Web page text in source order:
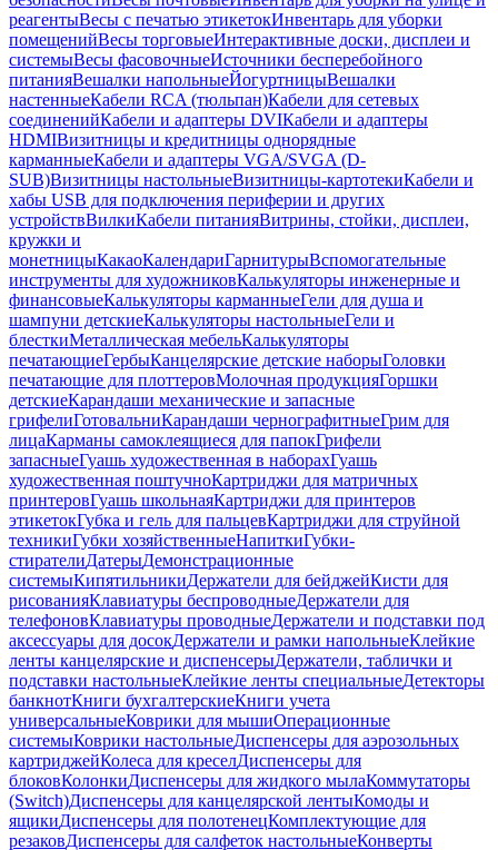
реагентыВесы с печатью этикетокИнвентарь для уборки
помещенийВесы торговыеИнтерактивные доски, дисплеи и
системыВесы фасовочныеИсточники бесперебойного
питанияВешалки напольныеЙогуртницыВешалки
настенныеКабели RCA (тюльпан)Кабели для сетевых
соединенийКабели и адаптеры DVIКабели и адаптеры
HDMIВизитницы и кредитницы однорядные
карманныеКабели и адаптеры VGA/SVGA (D-
SUB)Визитницы настольныеВизитницы-картотекиКабели и
хабы USB для подключения периферии и других
устройствВилкиКабели питанияВитрины, стойки, дисплеи,
кружки и
монетницыКакаоКалендариГарнитурыВспомогательные
инструменты для художниковКалькуляторы инженерные и
финансовыеКалькуляторы карманныеГели для душа и
шампуни детскиеКалькуляторы настольныеГели и
блесткиМеталлическая мебельКалькуляторы
печатающиеГербыКанцелярские детские наборыГоловки
печатающие для плоттеровМолочная продукцияГоршки
детскиеКарандаши механические и запасные
грифелиГотовальниКарандаши чернографитныеГрим для
лицаКарманы самоклеящиеся для папокГрифели
запасныеГуашь художественная в наборахГуашь
художественная поштучноКартриджи для матричных
принтеровГуашь школьнаяКартриджи для принтеров
этикетокГубка и гель для пальцевКартриджи для струйной
техникиГубки хозяйственныеНапиткиГубки-
стирателиДатерыДемонстрационные
системыКипятильникиДержатели для бейджейКисти для
рисованияКлавиатуры беспроводныеДержатели для
телефоновКлавиатуры проводныеДержатели и подставки под
аксессуары для досокДержатели и рамки напольныеКлейкие
ленты канцелярские и диспенсерыДержатели, таблички и
подставки настольныеКлейкие ленты специальныеДетекторы
банкнотКниги бухгалтерскиеКниги учета
универсальныеКоврики для мышиОперационные
системыКоврики настольныеДиспенсеры для аэрозольных
картриджейКолеса для креселДиспенсеры для
блоковКолонкиДиспенсеры для жидкого мылаКоммутаторы
(Switch)Диспенсеры для канцелярской лентыКомоды и
ящикиДиспенсеры для полотенецКомплектующие для
резаковДиспенсеры для салфеток настольныеКонверты